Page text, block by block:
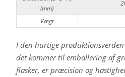
(mm)
Vægt
I den hurtige
det kommer til emballering af
flasker, er præcision og